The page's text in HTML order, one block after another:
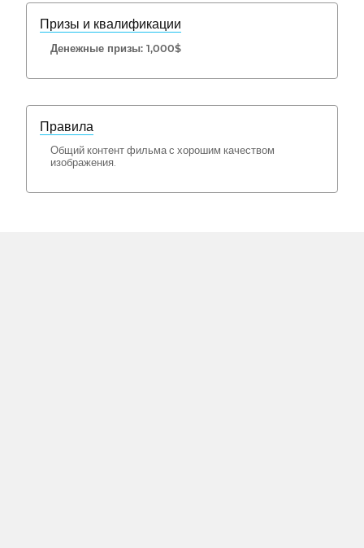
Призы и квалификации
Денежные призы: 1,000$
Правила
Общий контент фильма с хорошим качеством
изображения.